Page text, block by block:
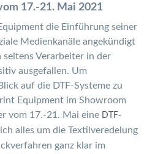
17.-21. Mai 2021
die Einführung seiner
Medienkanäle angekündigt
seitens Verarbeiter in der
ausgefallen. Um
auf die DTF-Systeme zu
Equipment im Showroom
vom 17.-21. Mai eine
DTF-
alles um die Textilveredelung
ganz klar im